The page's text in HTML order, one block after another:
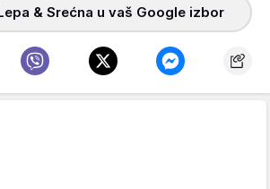
& Srećna u vaš Google izbor